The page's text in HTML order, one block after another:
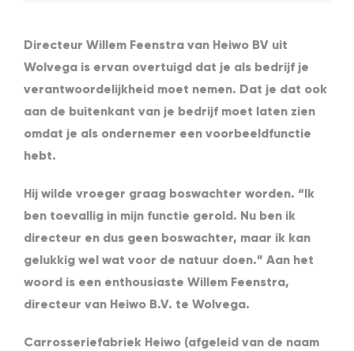
Directeur Willem Feenstra van Heiwo BV uit
Wolvega is ervan overtuigd dat je als bedrijf je
verantwoordelijkheid moet nemen. Dat je dat ook
aan de buitenkant van je bedrijf moet laten zien
omdat je als ondernemer een voorbeeldfunctie
hebt.
Hij wilde vroeger graag boswachter worden. “Ik
ben toevallig in mijn functie gerold. Nu ben ik
directeur en dus geen boswachter, maar ik kan
gelukkig wel wat voor de natuur doen.” Aan het
woord is een enthousiaste Willem Feenstra,
directeur van Heiwo B.V. te Wolvega.
Carrosseriefabriek Heiwo (afgeleid van de naam